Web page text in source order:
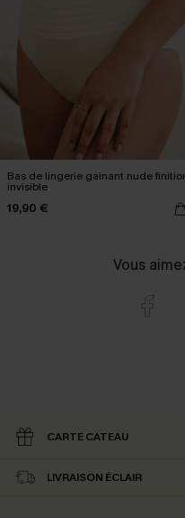
Bas de lingerie gainant nude
invisible
19,90 €
Vous
CARTE CATEAU
LIVRAISON ÉCLAIR